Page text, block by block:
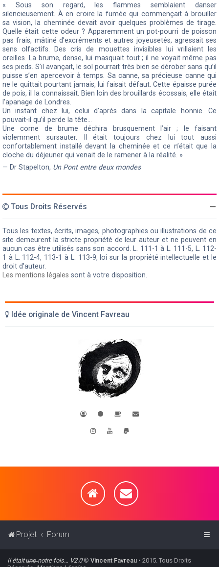
« Sous son regard, les flammes semblaient danser
silencieusement. À en croire la fumée qui commençait à brouiller
sa vision, la cheminée devait avoir quelques problèmes de tirage.
Quelle était cette odeur ? Apparemment un pot-pourri de poisson
pas frais, mâtiné d’excréments et autres joyeusetés, agressait ses
sens olfactifs. Des cris de mouettes invisibles lui vrillaient les
oreilles. La brume, dense, lui masquait tout ; il ne voyait même pas
ses pieds. S’il avançait, le sol pourrait très bien se dérober sans qu’il
puisse s’en apercevoir à temps. Sa canne, sa précieuse canne qui
ne le quittait pourtant jamais, lui faisait défaut. Cette épaisse purée
de pois, il la connaissait. Bien loin des brouillards écossais, elle était
l’apanage de Londres.
Un instant chez lui, celui d’après dans la capitale honnie. Ce
pouvait-il qu’il perde la tête…
Une corne de brume déchira brusquement l’air ; le faisant
violemment sursauter. Il était toujours chez lui tout aussi
confortablement installé devant la cheminée et ce n’était que la
cloche du déjeuner qui venait de le ramener à la réalité. »
— Dr Stapelton, Un Pont entre deux mondes
Tous Droits Réservés
Tous les textes, écrits, images, photographies ou illustrations de ce
site demeurent la stricte propriété de leur auteur et ne peuvent en
aucun cas être utilisés sans son accord. L. 111-1 à L. 111-5, L. 112-
1 à L. 112-4, 113-1 à L. 113-9, loi sur la propriété intellectuelle et le
droit d'auteur.
Les mentions légales sont à votre disposition.
Idée originale de Vincent Favreau
Projet Forum
Il était u̶n̶e̶ notre fois… V2.0 © Vincent Favreau • 2015. Tous Droits